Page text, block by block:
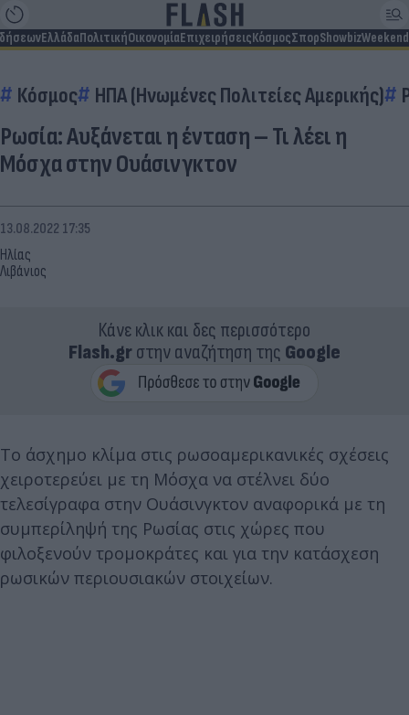
ΕλλάδαΠολιτικήΟικονομίαΕπιχειρήσειςΚόσμοςΣπορShowbizWeekend
Κόσμος ΗΠΑ (Ηνωμένες Πολιτείες Αμερικής)
Ρωσία: Αυξάνεται η ένταση – Τι λέει η
Μόσχα στην Ουάσινγκτον
Ηλίας
Λιβάνιος
13.08.2022 17:35
Κάνε κλικ και δες περισσότερο
Flash.grστην αναζήτηση της Google
Το άσχημο κλίμα στις ρωσοαμερικανικές σχέσεις
χειροτερεύει με τη Μόσχα να στέλνει δύο
τελεσίγραφα στην Ουάσινγκτον αναφορικά με τη
συμπερίληψή της Ρωσίας στις χώρες που
φιλοξενούν τρομοκράτες και για την κατάσχεση
ρωσικών περιουσιακών στοιχείων.